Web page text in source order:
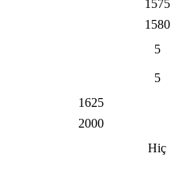
1575
1580
5
5
1625
2000
Hiç